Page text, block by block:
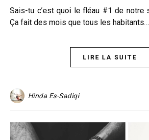
Sais-tu c’est quoi le fléau #1 de notre siècle? Le stress.
Ça fait des mois que tous les habitants…
LIRE LA SUITE
Hinda Es-Sadiqi